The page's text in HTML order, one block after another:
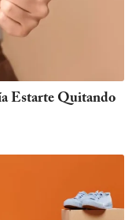
Estarte Quitando